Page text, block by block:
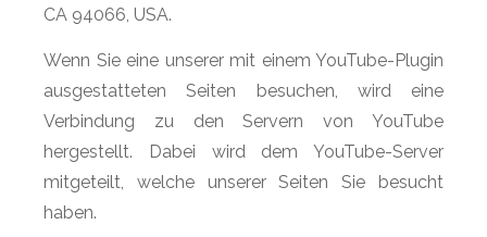
CA 94066, USA.
Wenn Sie eine unserer mit einem YouTube-Plugin
ausgestatteten Seiten besuchen, wird eine
Verbindung zu den Servern von YouTube
hergestellt. Dabei wird dem YouTube-Server
mitgeteilt, welche unserer Seiten Sie besucht
haben.